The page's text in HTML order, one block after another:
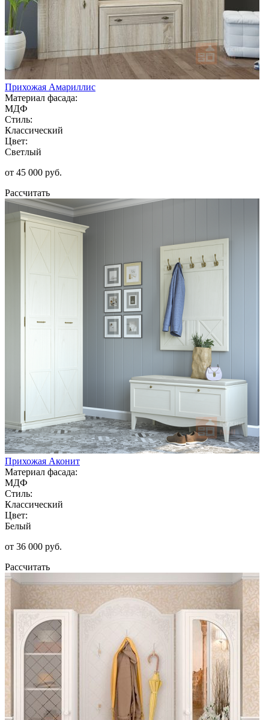
Прихожая Амариллис
Материал фасада:
МДФ
Стиль:
Классический
Цвет:
Светлый
от 45 000 руб.
Рассчитать
Прихожая Аконит
Материал фасада:
МДФ
Стиль:
Классический
Цвет:
Белый
от 36 000 руб.
Рассчитать